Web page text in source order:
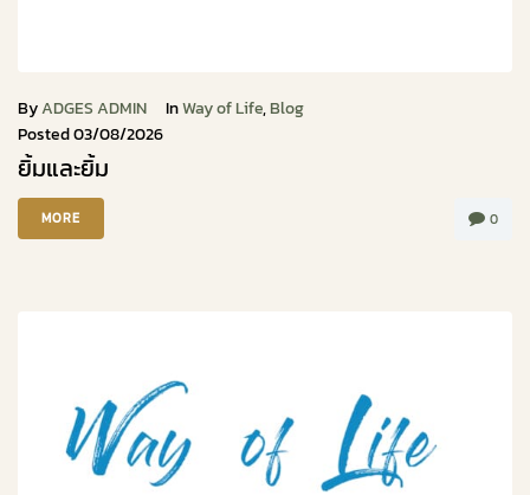
ByADGES ADMIN InWay of Life,Blog
Posted03/08/2026
ยิ้มและยิ้ม
MORE 0